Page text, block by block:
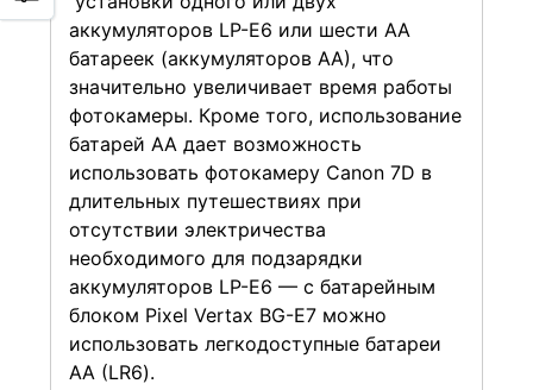
аккумуляторов LP-E6 или шести АА
батареек (аккумуляторов АА), что
значительно увеличивает время работы
фотокамеры. Кроме того, использование
батарей АА дает возможность
использовать фотокамеру Canon 7D в
длительных путешествиях при
отсутствии электричества
необходимого для подзарядки
аккумуляторов LP-E6 — с батарейным
блоком Pixel Vertax BG-E7 можно
использовать легкодоступные батареи
АА (LR6).